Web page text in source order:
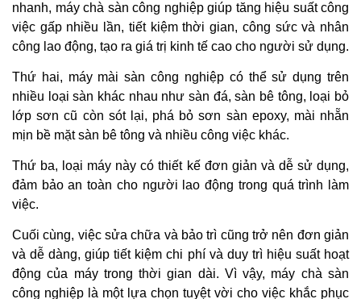
nhanh, máy chà sàn công nghiệp giúp tăng hiệu suất công
việc gấp nhiều lần, tiết kiệm thời gian, công sức và nhân
công lao động, tạo ra giá trị kinh tế cao cho người sử dụng.
Thứ hai, máy mài sàn công nghiệp có thể sử dụng trên
nhiều loại sàn khác nhau như sàn đá, sàn bê tông, loại bỏ
lớp sơn cũ còn sót lại, phá bỏ sơn sàn epoxy, mài nhẵn
mịn bề mặt sàn bê tông và nhiều công việc khác.
Thứ ba, loại máy này có thiết kế đơn giản và dễ sử dụng,
đảm bảo an toàn cho người lao động trong quá trình làm
việc.
Cuối cùng, việc sửa chữa và bảo trì cũng trở nên đơn giản
và dễ dàng, giúp tiết kiệm chi phí và duy trì hiệu suất hoạt
động của máy trong thời gian dài. Vì vậy, máy chà sàn
công nghiệp là một lựa chọn tuyệt vời cho việc khắc phục